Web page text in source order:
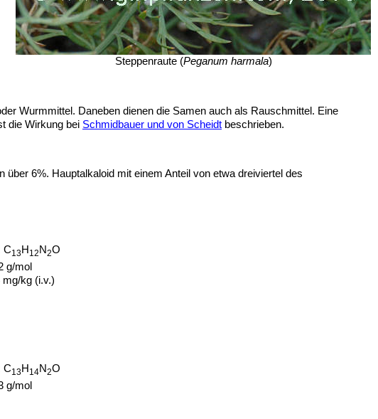
Steppenraute (Peganum harmala)
Wurmmittel. Daneben dienen die Samen auch als Rauschmittel. Eine
die Wirkung bei Schmidbauer und von Scheidt beschrieben.
6%. Hauptalkaloid mit einem Anteil von etwa dreiviertel des
C13H 12 N2O
g/mol
mg/kg (i.v.)
C13H 14N2O
g/mol